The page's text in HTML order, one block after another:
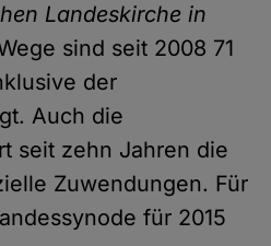
Landeskirche in
sind seit 2008 71
der
Auch die
seit zehn Jahren die
Zuwendungen. Für
für 2015